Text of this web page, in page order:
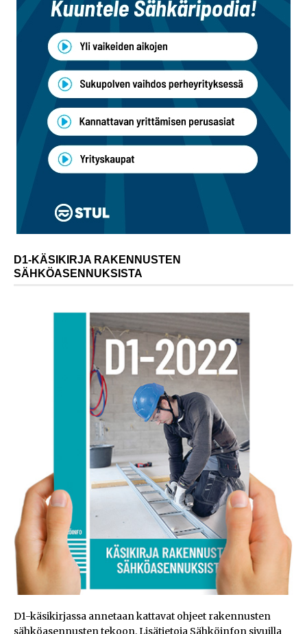
D1-KÄSIKIRJA RAKENNUSTEN
SÄHKÖASENNUKSISTA
D1-käsikirjassa annetaan kattavat ohjeet rakennusten
sähköasennusten tekoon.Lisätietoja Sähköinfon sivuilla